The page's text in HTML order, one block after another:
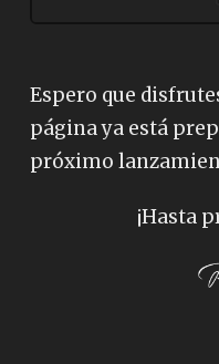
Espero que
página ya está
próximo
¡Hasta